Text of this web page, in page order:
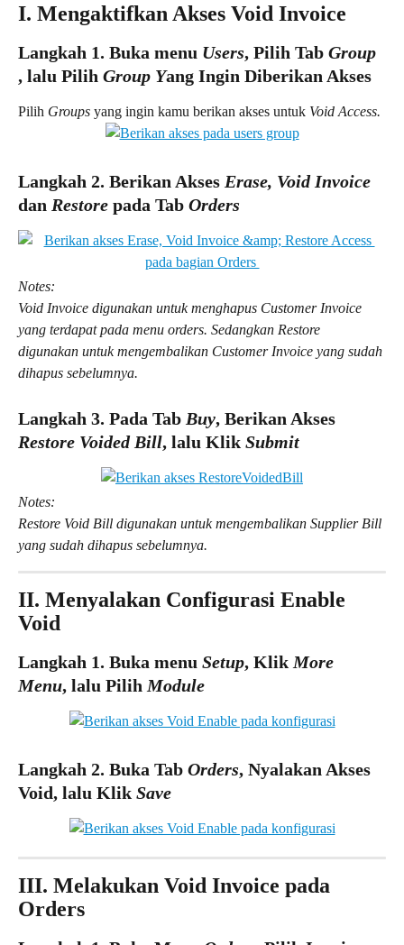
I. Mengaktifkan Akses Void Invoice
Langkah 1. Buka menu Users, Pilih Tab Group
, lalu Pilih Group Yang Ingin Diberikan Akses
Pilih Groups yang ingin kamu berikan akses untuk Void Access.
Langkah 2. Berikan Akses Erase, Void Invoice
dan Restore pada Tab Orders
Notes:
Void Invoice digunakan untuk menghapus Customer Invoice
yang terdapat pada menu orders. Sedangkan Restore
digunakan untuk mengembalikan Customer Invoice yang sudah
dihapus sebelumnya.
Langkah 3. Pada Tab Buy, Berikan Akses
Restore Voided Bill, lalu Klik Submit
Notes:
Restore Void Bill digunakan untuk mengembalikan Supplier Bill
yang sudah dihapus sebelumnya.
II. Menyalakan Configurasi Enable
Void
Langkah 1. Buka menu Setup, Klik More
Menu, lalu Pilih Module
Langkah 2. Buka Tab Orders, Nyalakan Akses
Void, lalu Klik Save
III. Melakukan Void Invoice pada
Orders